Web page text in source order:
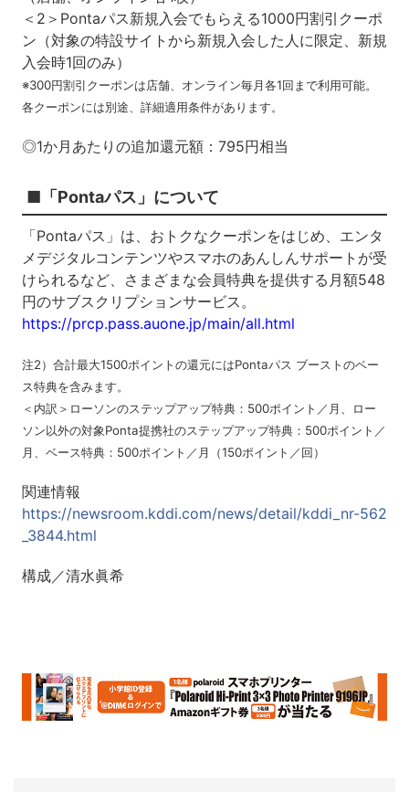
＜2＞Pontaパス新規入会でもらえる1000円割引クーポ
ン（対象の特設サイトから新規入会した人に限定、新規
入会時1回のみ）
※300円割引クーポンは店舗、オンライン毎月各1回まで利用可能。
各クーポンには別途、詳細適用条件があります。
◎1か月あたりの追加還元額：795円相当
■「Pontaパス」について
「Pontaパス」は、おトクなクーポンをはじめ、エンタ
メデジタルコンテンツやスマホのあんしんサポートが受
けられるなど、さまざまな会員特典を提供する月額548
円のサブスクリプションサービス。
https://prcp.pass.auone.jp/main/all.html
注2）合計最大1500ポイントの還元にはPontaパス ブーストのベー
ス特典を含みます。
＜内訳＞ローソンのステップアップ特典：500ポイント／月、ロー
ソン以外の対象Ponta提携社のステップアップ特典：500ポイント／
月、ベース特典：500ポイント／月（150ポイント／回）
関連情報
https://newsroom.kddi.com/news/detail/kddi_nr-562
_3844.html
構成／清水眞希